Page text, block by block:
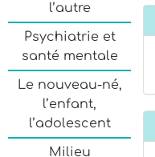
l’autre
Psychiatrie et
santé mentale
Le nouveau-né,
l’enfant,
l’adolescent
Milieu